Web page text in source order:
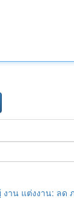
งาน แต่งงาน: ลด